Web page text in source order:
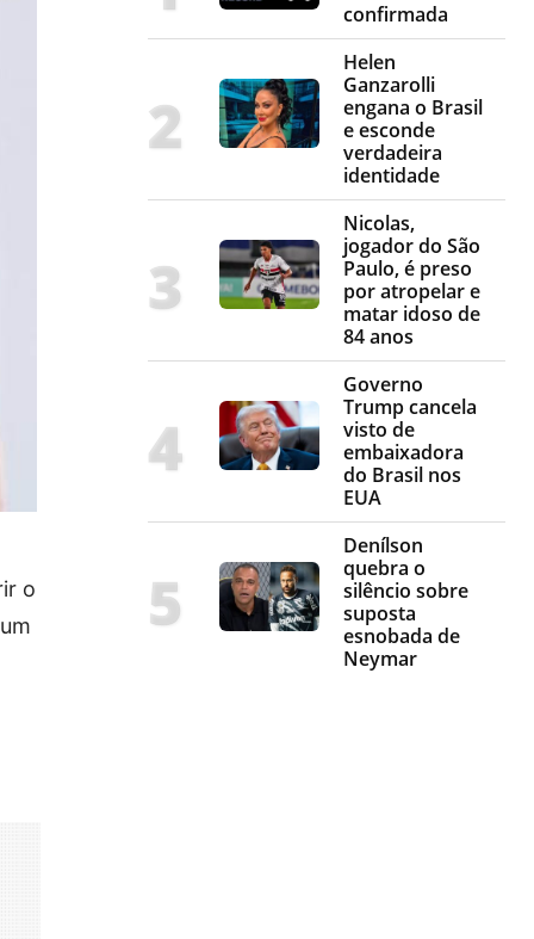
o
confirmada
Helen
Ganzarolli
engana o Brasil
e esconde
verdadeira
identidade
Nicolas,
jogador do São
Paulo, é preso
por atropelar e
matar idoso de
84 anos
Governo
Trump cancela
visto de
embaixadora
do Brasil nos
EUA
Denílson
quebra o
silêncio sobre
suposta
esnobada de
Neymar